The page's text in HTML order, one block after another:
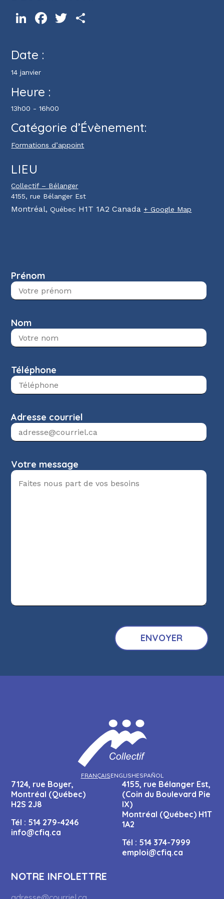
LinkedInFacebookTwitter
Date :
14 janvier
Heure :
13h00 - 16h00
Catégorie d’Évènement:
Formations d’appoint
LIEU
Collectif – Bélanger
4155, rue Bélanger Est
Montréal, Québec H1T 1A2 Canada + Google Map
Prénom
Nom
Téléphone
Adresse courriel
Votre message
FRANÇAISENGLISHESPAÑOL
7124, rue Boyer,
Montréal (Québec)
H2S 2J8
Tél : 514 279-4246
info@cfiq.ca
4155, rue Bélanger Est,
(Coin du Boulevard Pie
IX)
Montréal (Québec) H1T
1A2
Tél : 514 374-7999
emploi@cfiq.ca
NOTRE INFOLETTRE